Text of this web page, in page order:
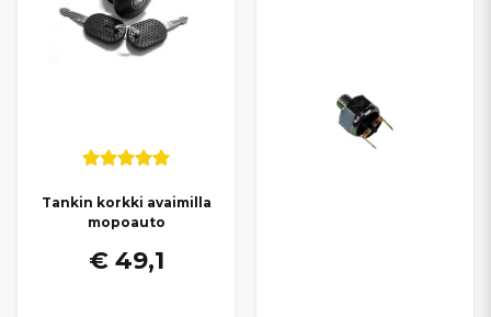
Tankin korkki avaimilla
mopoauto
€ 49,1